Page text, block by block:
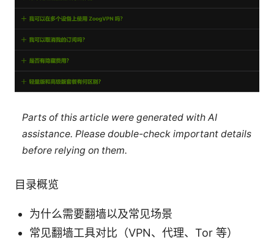
Parts of this article were generated with AI
assistance. Please double-check important details
before relying on them.
目录概览
为什么需要翻墙以及常见场景
常见翻墙工具对比（VPN、代理、Tor 等）